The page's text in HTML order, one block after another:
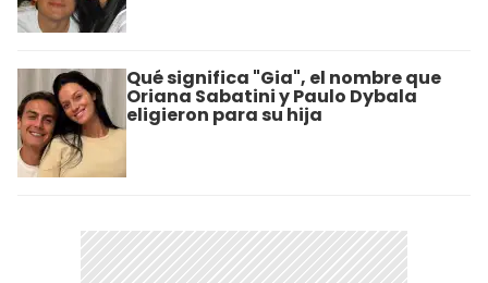
Qué significa "Gia", el nombre que
Oriana Sabatini y Paulo Dybala
eligieron para su hija